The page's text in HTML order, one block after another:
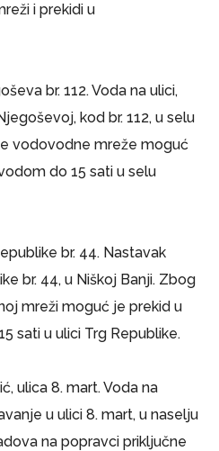
i prekidi u
br. 112. Voda na ulici,
kod br. 112, u selu
vodovodne mreže moguć
do 15 sati u selu
br. 44. Nastavak
br. 44, u Niškoj Banji. Zbog
mreži moguć je prekid u
sati u ulici Trg Republike.
ulica 8. mart. Voda na
u ulici 8. mart, u naselju
na popravci priključne